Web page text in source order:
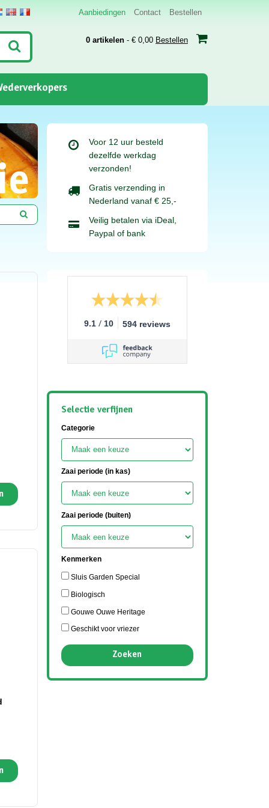
Aanbiedingen Contact Bestellen
0 artikelen - € 0,00 Bestellen
Voor 12 uur besteld
dezelfde werkdag
verzonden!
Gratis verzending in
Nederland vanaf € 25,-
Veilig betalen via iDeal,
Paypal of bank
9.1 / 10 594 reviews
Selectie verfijnen
Categorie
Zaai periode (in kas)
Zaai periode (buiten)
Kenmerken
Sluis Garden Special
Biologisch
Gouwe Ouwe Heritage
Geschikt voor vriezer